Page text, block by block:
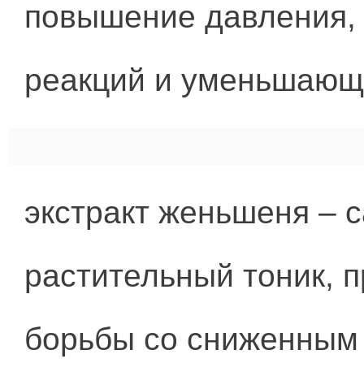
повышение
реакций и
экстракт женьшеня –
растительный тоник,
борьбы со